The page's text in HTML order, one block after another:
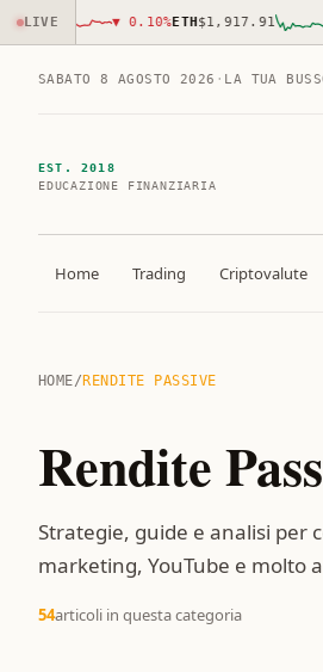
LIVE 0.10% ETH $1,917.91 ▲
SABATO 8 AGOSTO 2026 · LA TUA
EST. 2018
EDUCAZIONE FINANZIARIA
Home Trading Criptovalute
HOME/ RENDITE PASSIVE
Rendite
Strategie, guide e analisi per
marketing, YouTube e molto
54articoli in questa categoria